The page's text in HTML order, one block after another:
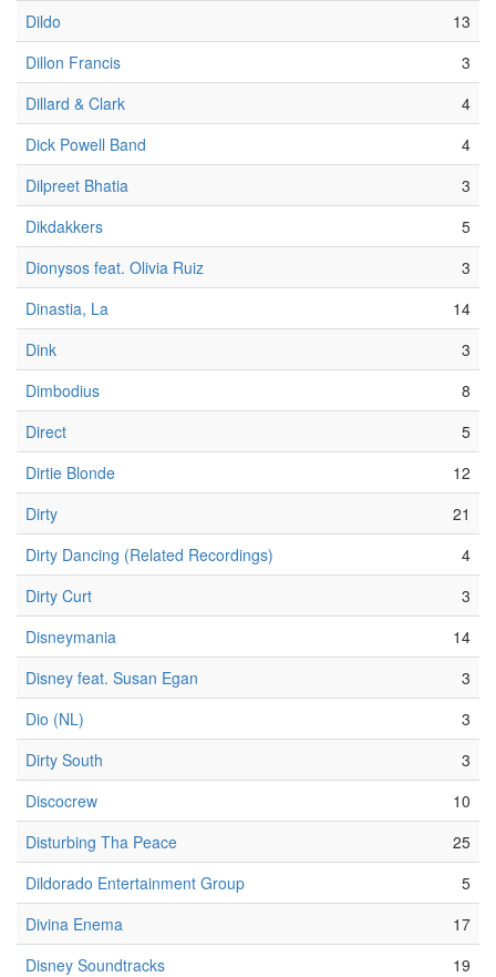
Dildo
13
Dillon Francis
3
Dillard & Clark
4
Dick Powell Band
4
Dilpreet Bhatia
3
Dikdakkers
5
Dionysos feat. Olivia Ruiz
3
Dinastia, La
14
Dink
3
Dimbodius
8
Direct
5
Dirtie Blonde
12
Dirty
21
Dirty Dancing (Related Recordings)
4
Dirty Curt
3
Disneymania
14
Disney feat. Susan Egan
3
Dio (NL)
3
Dirty South
3
Discocrew
10
Disturbing Tha Peace
25
Dildorado Entertainment Group
5
Divina Enema
17
Disney Soundtracks
19